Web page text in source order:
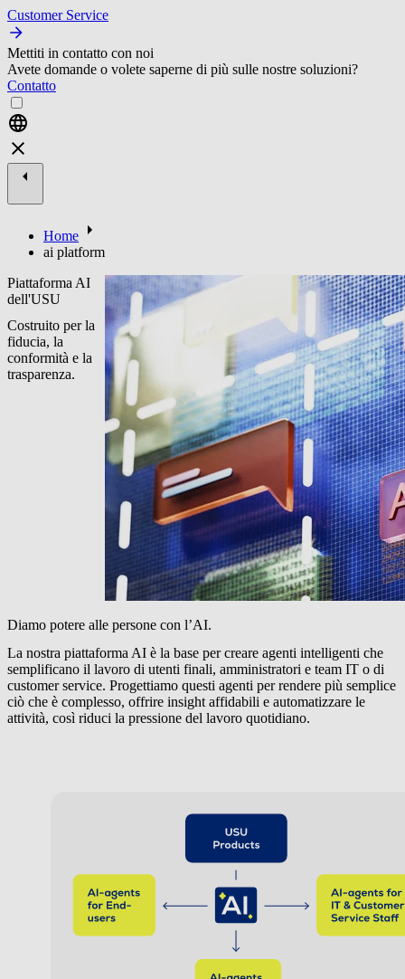
Customer Service
Mettiti in contatto con noi
Avete domande o volete saperne di più sulle nostre soluzioni?
Contatto
Home
ai platform
Piattaforma AI
dell'USU
Costruito per la
fiducia, la
conformità e la
trasparenza.
Diamo potere alle persone con l’AI.
La nostra piattaforma AI è la base per creare agenti intelligenti che
semplificano il lavoro di utenti finali, amministratori e team IT o di
customer service. Progettiamo questi agenti per rendere più semplice
ciò che è complesso, offrire insight affidabili e automatizzare le
attività, così riduci la pressione del lavoro quotidiano.